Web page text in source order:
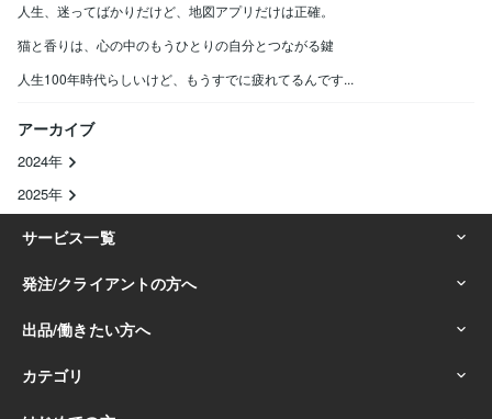
人生、迷ってばかりだけど、地図アプリだけは正確。
猫と香りは、心の中のもうひとりの自分とつながる鍵
人生100年時代らしいけど、もうすでに疲れてるんです...
アーカイブ
2024年
2025年